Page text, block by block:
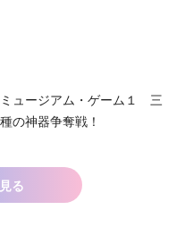
ミュージアム・ゲーム１ 三
種の神器争奪戦！
る